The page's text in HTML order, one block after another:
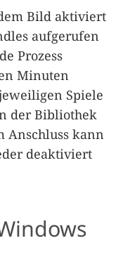
Bild aktiviert
aufgerufen
Prozess
Minuten
Spiele
der Bibliothek
Anschluss kann
deaktiviert